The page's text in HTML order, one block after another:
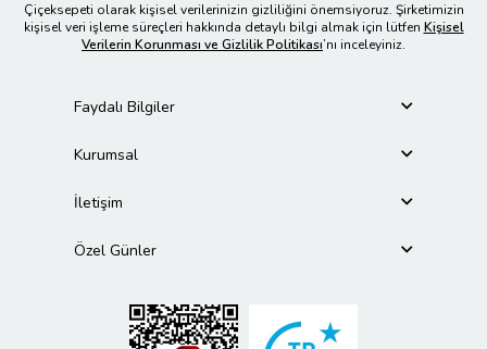
Çiçeksepeti olarak kişisel verilerinizin gizliliğini önemsiyoruz. Şirketimizin
kişisel veri işleme süreçleri hakkında detaylı bilgi almak için lütfen Kişisel
Verilerin Korunması ve Gizlilik Politikası’nı inceleyiniz.
Faydalı Bilgiler
Kurumsal
İletişim
Özel Günler